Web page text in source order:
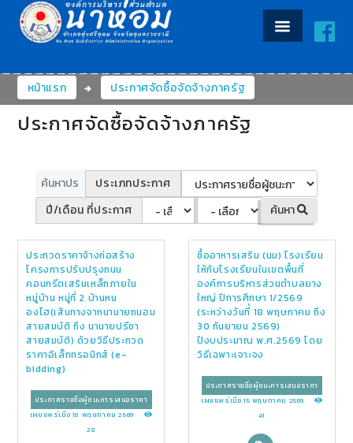
หน้าแรก ประกาศจัดซื้อจัดจ้างภาครัฐ
ประกาศจัดซื้อจัดจ้างภาครัฐ
ประเภทประกาศ
ปี/เดือน ที่ประกาศ
ค้นหา
ประกวดราคาจ้างก่อสร้าง
โครงการปรับปรุงถนน
คอนกรีตเสริมเหล็กภายใน
หมู่บ้าน หมู่ที่ 2 บ้านหน
องไฮ(เส้นทางจากนานายถนอม
สายสมบัติ ถึง นานายปรีชา
สายสมบัติ) ด้วยวิธีประกวด
ราคาอิเล็กทรอนิกส์ (e-
bidding)
ประกาศรายชื่อผู้ชนะการเสนอราคา
เผยแพร่เมื่อ 18 พฤษภาคม 2569
28
ซื้ออาหารเสริม (นม) โรงเรียน
ให้กับโรงเรียนในเขตพื้นที่
องค์การบริหารส่วนตำบลยาง
ใหญ่ ปีการศึกษา 1/2569
(ระหว่างวันที่่ 18 พฤษภาคม ถึง
30 กันยายน 2569)
ปีงบประมาณ พ.ศ.2569 โดย
วิธีเฉพาะเจาะจง
ประกาศรายชื่อผู้ชนะการเสนอราคา
เผยแพร่เมื่อ 15 พฤษภาคม 2569
41